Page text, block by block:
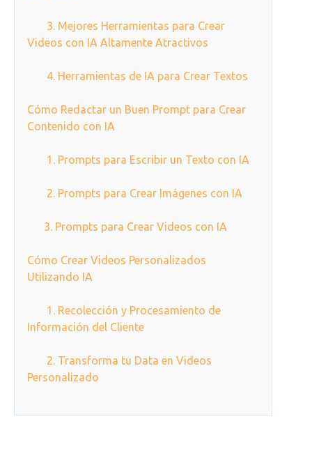
3. Mejores Herramientas para Crear
Videos con IA Altamente Atractivos
4. Herramientas de IA para Crear Textos
Cómo Redactar un Buen Prompt para Crear
Contenido con IA
1. Prompts para Escribir un Texto con IA
2. Prompts para Crear Imágenes con IA
3. Prompts para Crear Videos con IA
Cómo Crear Videos Personalizados
Utilizando IA
1. Recolección y Procesamiento de
Información del Cliente
2. Transforma tu Data en Videos
Personalizado